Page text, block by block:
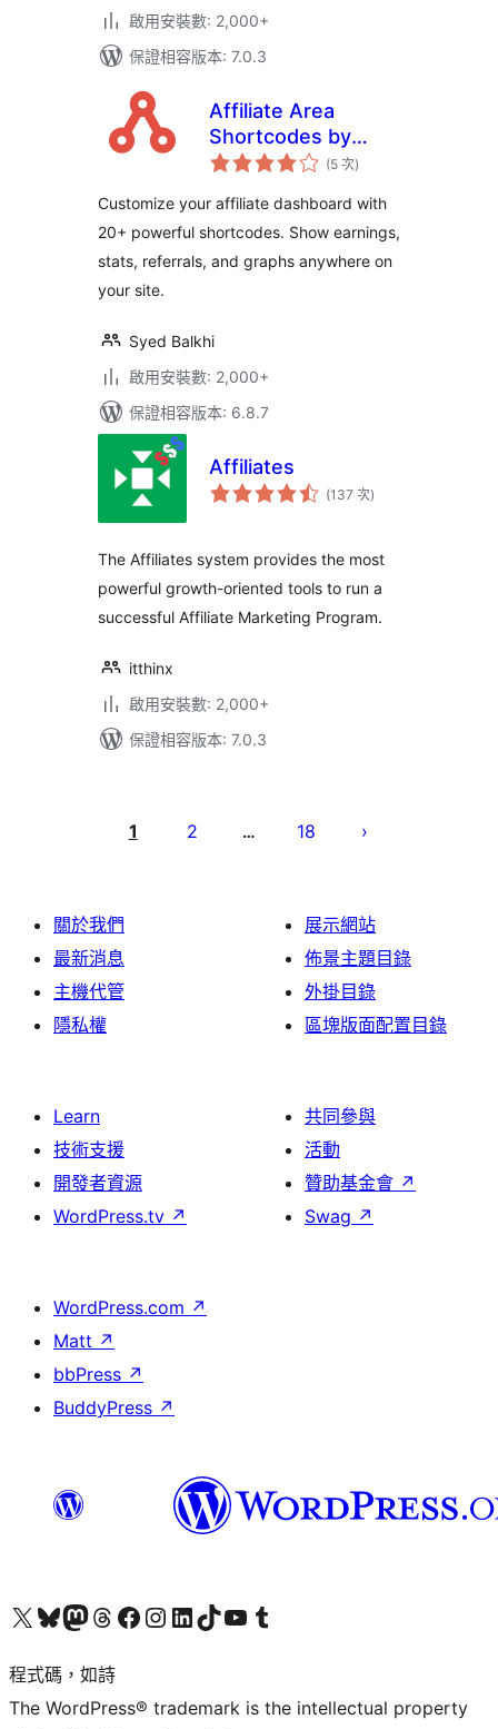
啟用安裝數: 2,000+
保證相容版本: 7.0.3
Affiliate Area
Shortcodes by
AffiliateWP
(5 次評
分
數
)
Customize your affiliate dashboard with
20+ powerful shortcodes. Show earnings,
stats, referrals, and graphs anywhere on
your site.
Syed Balkhi
啟用安裝數: 2,000+
保證相容版本: 6.8.7
Affiliates
(137 次評
分)
The Affiliates system provides the most
powerful growth-oriented tools to run a
successful Affiliate Marketing Program.
itthinx
啟用安裝數: 2,000+
保證相容版本: 7.0.3
1 2 … 18
關於我們
最新消息
主機代管
隱私權
展示網站
佈景主題目錄
外掛目錄
區塊版面配置目錄
Learn
技術支援
開發者資源
WordPress.tv ↗
共同參與
活動
贊助基金會 ↗
Swag ↗
WordPress.com ↗
Matt ↗
bbPress ↗
BuddyPress ↗
查看我們的 X (之前的 Twitter) 帳號造訪我們的 Bluesky 帳號造訪我們的 Mastodon 帳號造訪我們的 Threads 帳號 造訪我們的 Facebook 粉絲專頁Visit our Instagram account
Visit our LinkedIn account
造訪我們的 TikTok 帳號Visit our YouTube channel
造訪我們的 Tumblr 帳號
程式碼，如詩
The WordPress® trademark is the intellectual property